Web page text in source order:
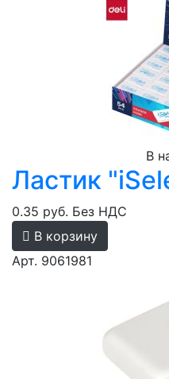
В
Ластик
0.35 руб. Без НДС
В корзину
Арт. 9061981